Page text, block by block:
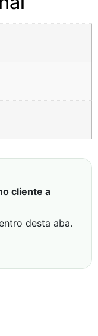
cliente a
desta aba.